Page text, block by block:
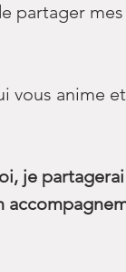
partager mes
vous anime
je